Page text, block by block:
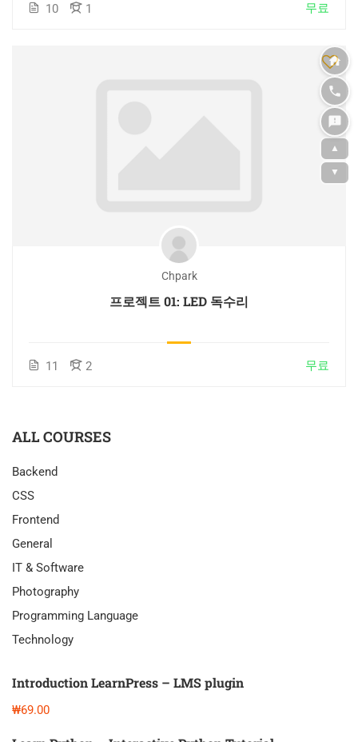
10 1 무료
Chpark
프로젝트 01: LED 독수리
11 2 무료
ALL COURSES
Backend
CSS
Frontend
General
IT & Software
Photography
Programming Language
Technology
Introduction LearnPress – LMS plugin
₩69.00
▲
▼